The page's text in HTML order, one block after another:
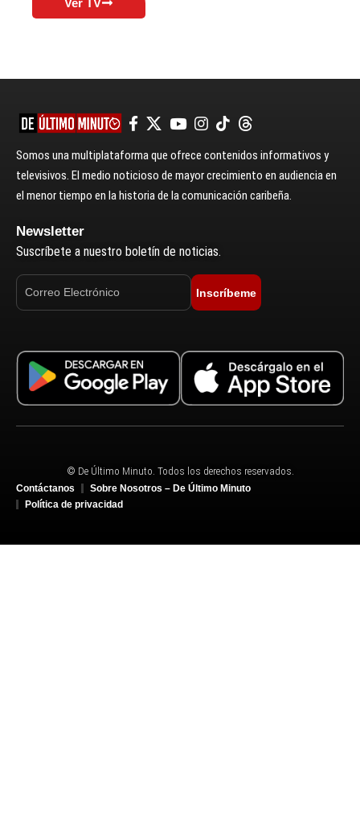
Ver TV
Somos una multiplataforma que ofrece contenidos informativos y
televisivos. El medio noticioso de mayor crecimiento en audiencia en
el menor tiempo en la historia de la comunicación caribeña.
Newsletter
Suscríbete a nuestro boletín de noticias.
Inscríbeme
© De Último Minuto. Todos los derechos reservados.
Contáctanos
Sobre Nosotros – De Último Minuto
Política de privacidad